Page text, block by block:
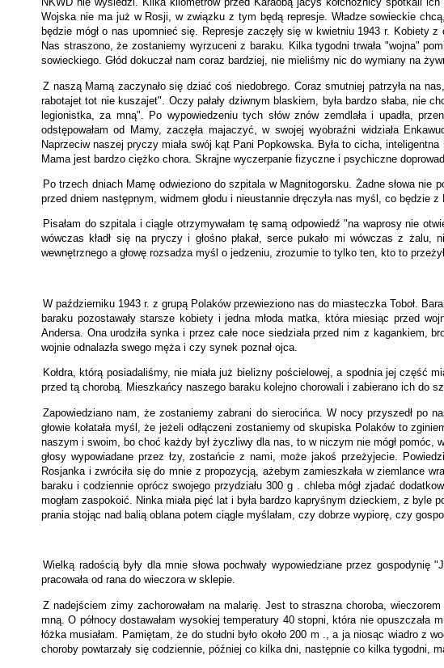
Wojska nie ma już w Rosji, w związku z tym będą represje. Władze sowieckie
będzie mógł o nas upomnieć się. Represje zaczęły się w kwietniu 1943 r.
Nas straszono, że zostaniemy wyrzuceni z baraku. Kilka tygodni trwała "wojna"
sowieckiego. Głód dokuczał nam coraz bardziej, nie mieliśmy nic do wymiany na
Z naszą Mamą zaczynało się dziać coś niedobrego. Coraz smutniej patrzyła na
rabotajet tot nie kuszajet". Oczy pałały dziwnym blaskiem, była bardzo słaba, nie
legionistka, za mną". Po wypowiedzeniu tych słów znów zemdlała i upadła,
odstępowałam od Mamy, zaczęła majaczyć, w swojej wyobraźni widziała
Naprzeciw naszej pryczy miała swój kąt Pani Popkowska. Była to cicha,
Mama jest bardzo ciężko chora. Skrajne wyczerpanie fizyczne i psychiczne
Po trzech dniach Mamę odwieziono do szpitala w Magnitogorsku. Żadne słowa
przed dniem następnym, widmem głodu i nieustannie dręczyła nas myśl, co będzie z
Pisałam do szpitala i ciągle otrzymywałam tę samą odpowiedź "na waprosy nie
wówczas kładł się na pryczy i głośno płakał, serce pukało mi wówczas z
wewnętrznego a głowę rozsadza myśl o jedzeniu, zrozumie to tylko ten, kto to
W październiku 1943 r. z grupą Polaków przewieziono nas do miasteczka Toboł.
baraku pozostawały starsze kobiety i jedna młoda matka, która miesiąc przed
Andersa. Ona urodziła synka i przez całe noce siedziała przed nim z kagankiem,
wojnie odnalazła swego męża i czy synek poznał ojca.
Kołdra, którą posiadaliśmy, nie miała już bielizny pościelowej, a spodnia jej część
przed tą chorobą. Mieszkańcy naszego baraku kolejno chorowali i zabierano ich do
Zapowiedziano nam, że zostaniemy zabrani do sierocińca. W nocy przyszedł po
głowie kołatała myśl, że jeżeli odłączeni zostaniemy od skupiska Polaków to
naszym i swoim, bo choć każdy był życzliwy dla nas, to w niczym nie mógł pomóc,
głosy wypowiadane przez łzy, zostańcie z nami, może jakoś przeżyjecie.
Rosjanka i zwróciła się do mnie z propozycją, ażebym zamieszkała w ziemlance
baraku i codziennie oprócz swojego przydziału 300 g . chleba mógł zjadać
mogłam zaspokoić. Ninka miała pięć lat i była bardzo kapryśnym dzieckiem, z byle
prania stojąc nad balią oblana potem ciągle myślałam, czy dobrze wypiorę, czy
Wielką radością były dla mnie słowa pochwały wypowiedziane przez
pracowała od rana do wieczora w sklepie.
Z nadejściem zimy zachorowałam na malarię. Jest to straszna choroba,
mną. O północy dostawałam wysokiej temperatury 40 stopni, która nie opuszczała
łóżka musiałam. Pamiętam, że do studni było około 200 m ., a ja niosąc wiadro z
choroby powtarzały się codziennie, później co kilka dni, następnie co kilka tygodni,